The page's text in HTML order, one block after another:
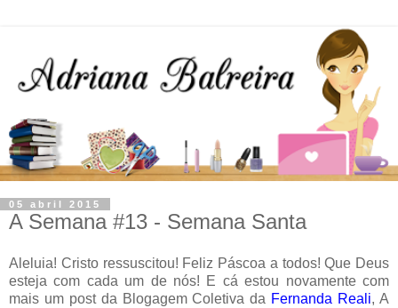
05 abril 2015
A Semana #13 - Semana Santa
Aleluia! Cristo ressuscitou! Feliz Páscoa a todos! Que Deus
esteja com cada um de nós! E cá estou novamente com
mais um post da Blogagem Coletiva da Fernanda Reali, A